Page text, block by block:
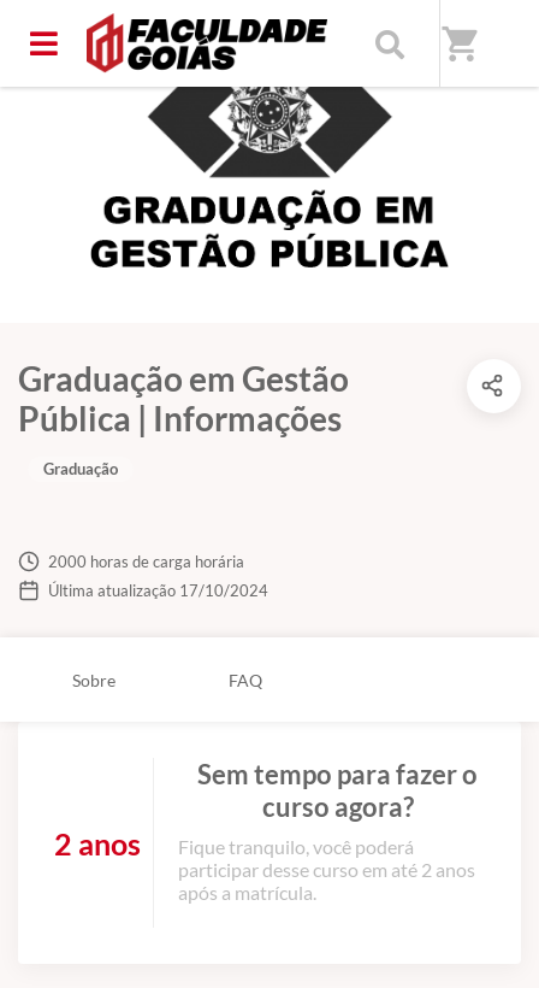
shopping_cart
Graduação em Gestão
Pública | Informações
Graduação
2000 horas de carga horária
Última atualização 17/10/2024
Sobre FAQ
2 anos
Sem tempo para fazer o
curso agora?
Fique tranquilo, você poderá
participar desse curso em até 2 anos
após a matrícula.